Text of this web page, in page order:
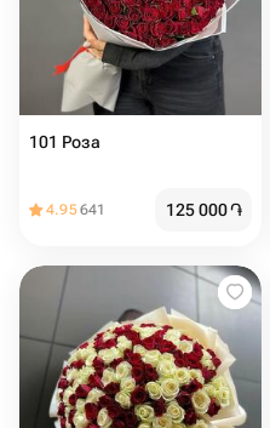
101 Роза
4.95641 125 000֏